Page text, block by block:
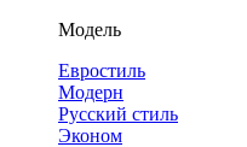
Модель
Евростиль
Модерн
Русский стиль
Эконом